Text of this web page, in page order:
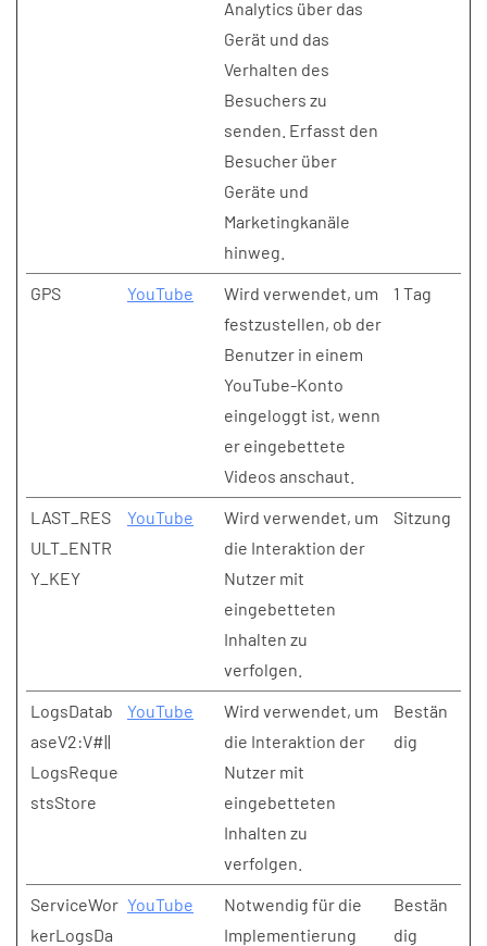
Analytics über das
Gerät und das
Verhalten des
Besuchers zu
senden. Erfasst den
Besucher über
Geräte und
Marketingkanäle
hinweg.
GPS
YouTube
Wird verwendet, um
festzustellen, ob der
Benutzer in einem
YouTube-Konto
eingeloggt ist, wenn
er eingebettete
Videos anschaut.
1 Tag
LAST_RES
ULT_ENTR
Y_KEY
YouTube
Wird verwendet, um
die Interaktion der
Nutzer mit
eingebetteten
Inhalten zu
verfolgen.
Sitzung
LogsDatab
aseV2:V#||
LogsReque
stsStore
YouTube
Wird verwendet, um
die Interaktion der
Nutzer mit
eingebetteten
Inhalten zu
verfolgen.
Bestän
dig
ServiceWor
kerLogsDa
YouTube
Notwendig für die
Implementierung
Bestän
dig